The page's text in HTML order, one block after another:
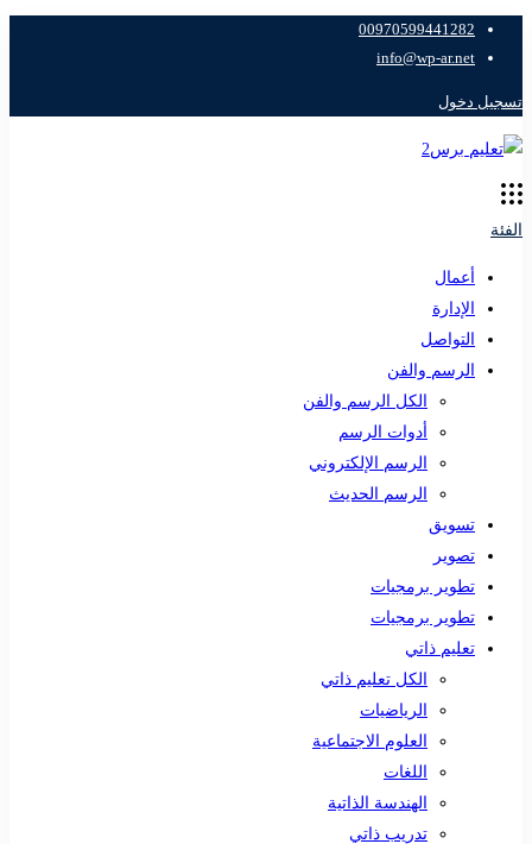
00970599441282
info@wp-ar.net
تسجيل دخول
الفئة
أعمال
الإدارة
التواصل
الرسم والفن
الكل الرسم والفن
أدوات الرسم
الرسم الإلكتروني
الرسم الحديث
تسويق
تصوير
تطوير برمجيات
تطوير برمجيات
تعليم ذاتي
الكل تعليم ذاتي
الرياضيات
العلوم الاجتماعية
اللغات
الهندسة الذاتية
تدريب ذاتي